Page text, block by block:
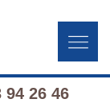
94 26 46